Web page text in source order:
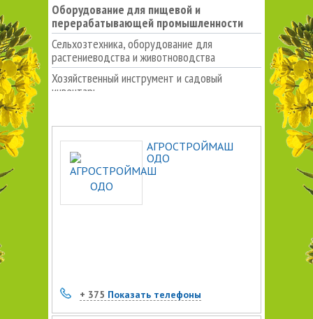
Оборудование для пищевой и
перерабатывающей промышленности
Сельхозтехника, оборудование для
растениеводства и животноводства
Хозяйственный инструмент и садовый
инвентарь
АГРОСТРОЙМАШ
ОДО
+ 375 Показать телефоны